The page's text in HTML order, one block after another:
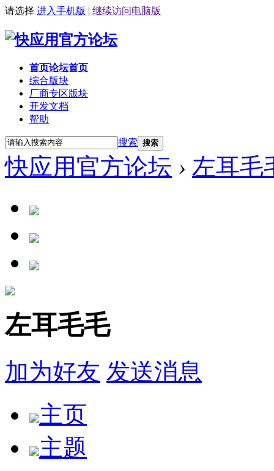
请选择 进入手机版 | 继续访问电脑版
首页论坛首页
综合版块
厂商专区版块
开发文档
帮助
搜索 搜索
快应用官方论坛 › 左耳毛
左耳毛毛
加为好友 发送消息
主页
主题